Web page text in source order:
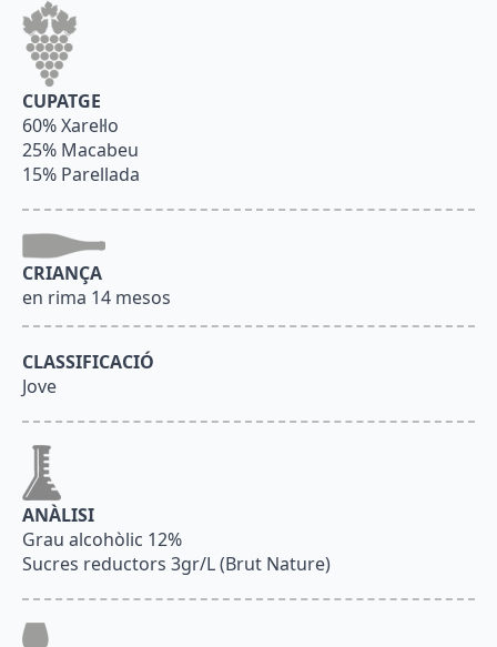
CUPATGE
60% Xarel·lo
25% Macabeu
15% Parellada
CRIANÇA
en rima 14 mesos
CLASSIFICACIÓ
Jove
ANÀLISI
Grau alcohòlic 12%
Sucres reductors 3gr/L (Brut Nature)